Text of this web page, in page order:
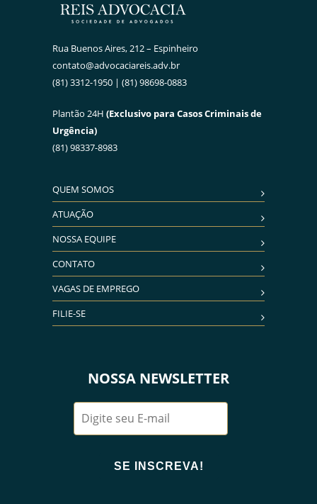
Rua Buenos Aires, 212 – Espinheiro
contato@advocaciareis.adv.br
(81) 3312-1950 | (81) 98698-0883
Plantão 24H (Exclusivo para Casos Criminais de
Urgência)
(81) 98337-8983
QUEM SOMOS
ATUAÇÃO
NOSSA EQUIPE
CONTATO
VAGAS DE EMPREGO
FILIE-SE
NOSSA NEWSLETTER